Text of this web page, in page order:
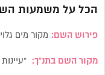
הכל על משמעות
פירוש השם: מקור מים
מקור השם בתנ”ך: